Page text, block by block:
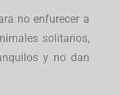
no enfurecer a
solitarios,
y no dan